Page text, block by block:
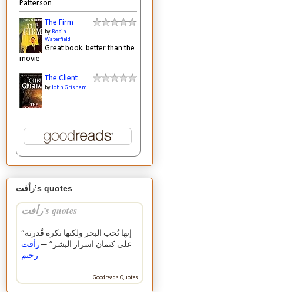
Patterson
The Firm
by Robin
Waterfield
Great book. better than the
movie
The Client
byJohn Grisham
رأفت’s quotes
رأفت’s quotes
“إنها تُحب البحر ولكنها تكره قُدرته
على كتمان اسرار البشر” —رأفت
رحيم
Goodreads Quotes